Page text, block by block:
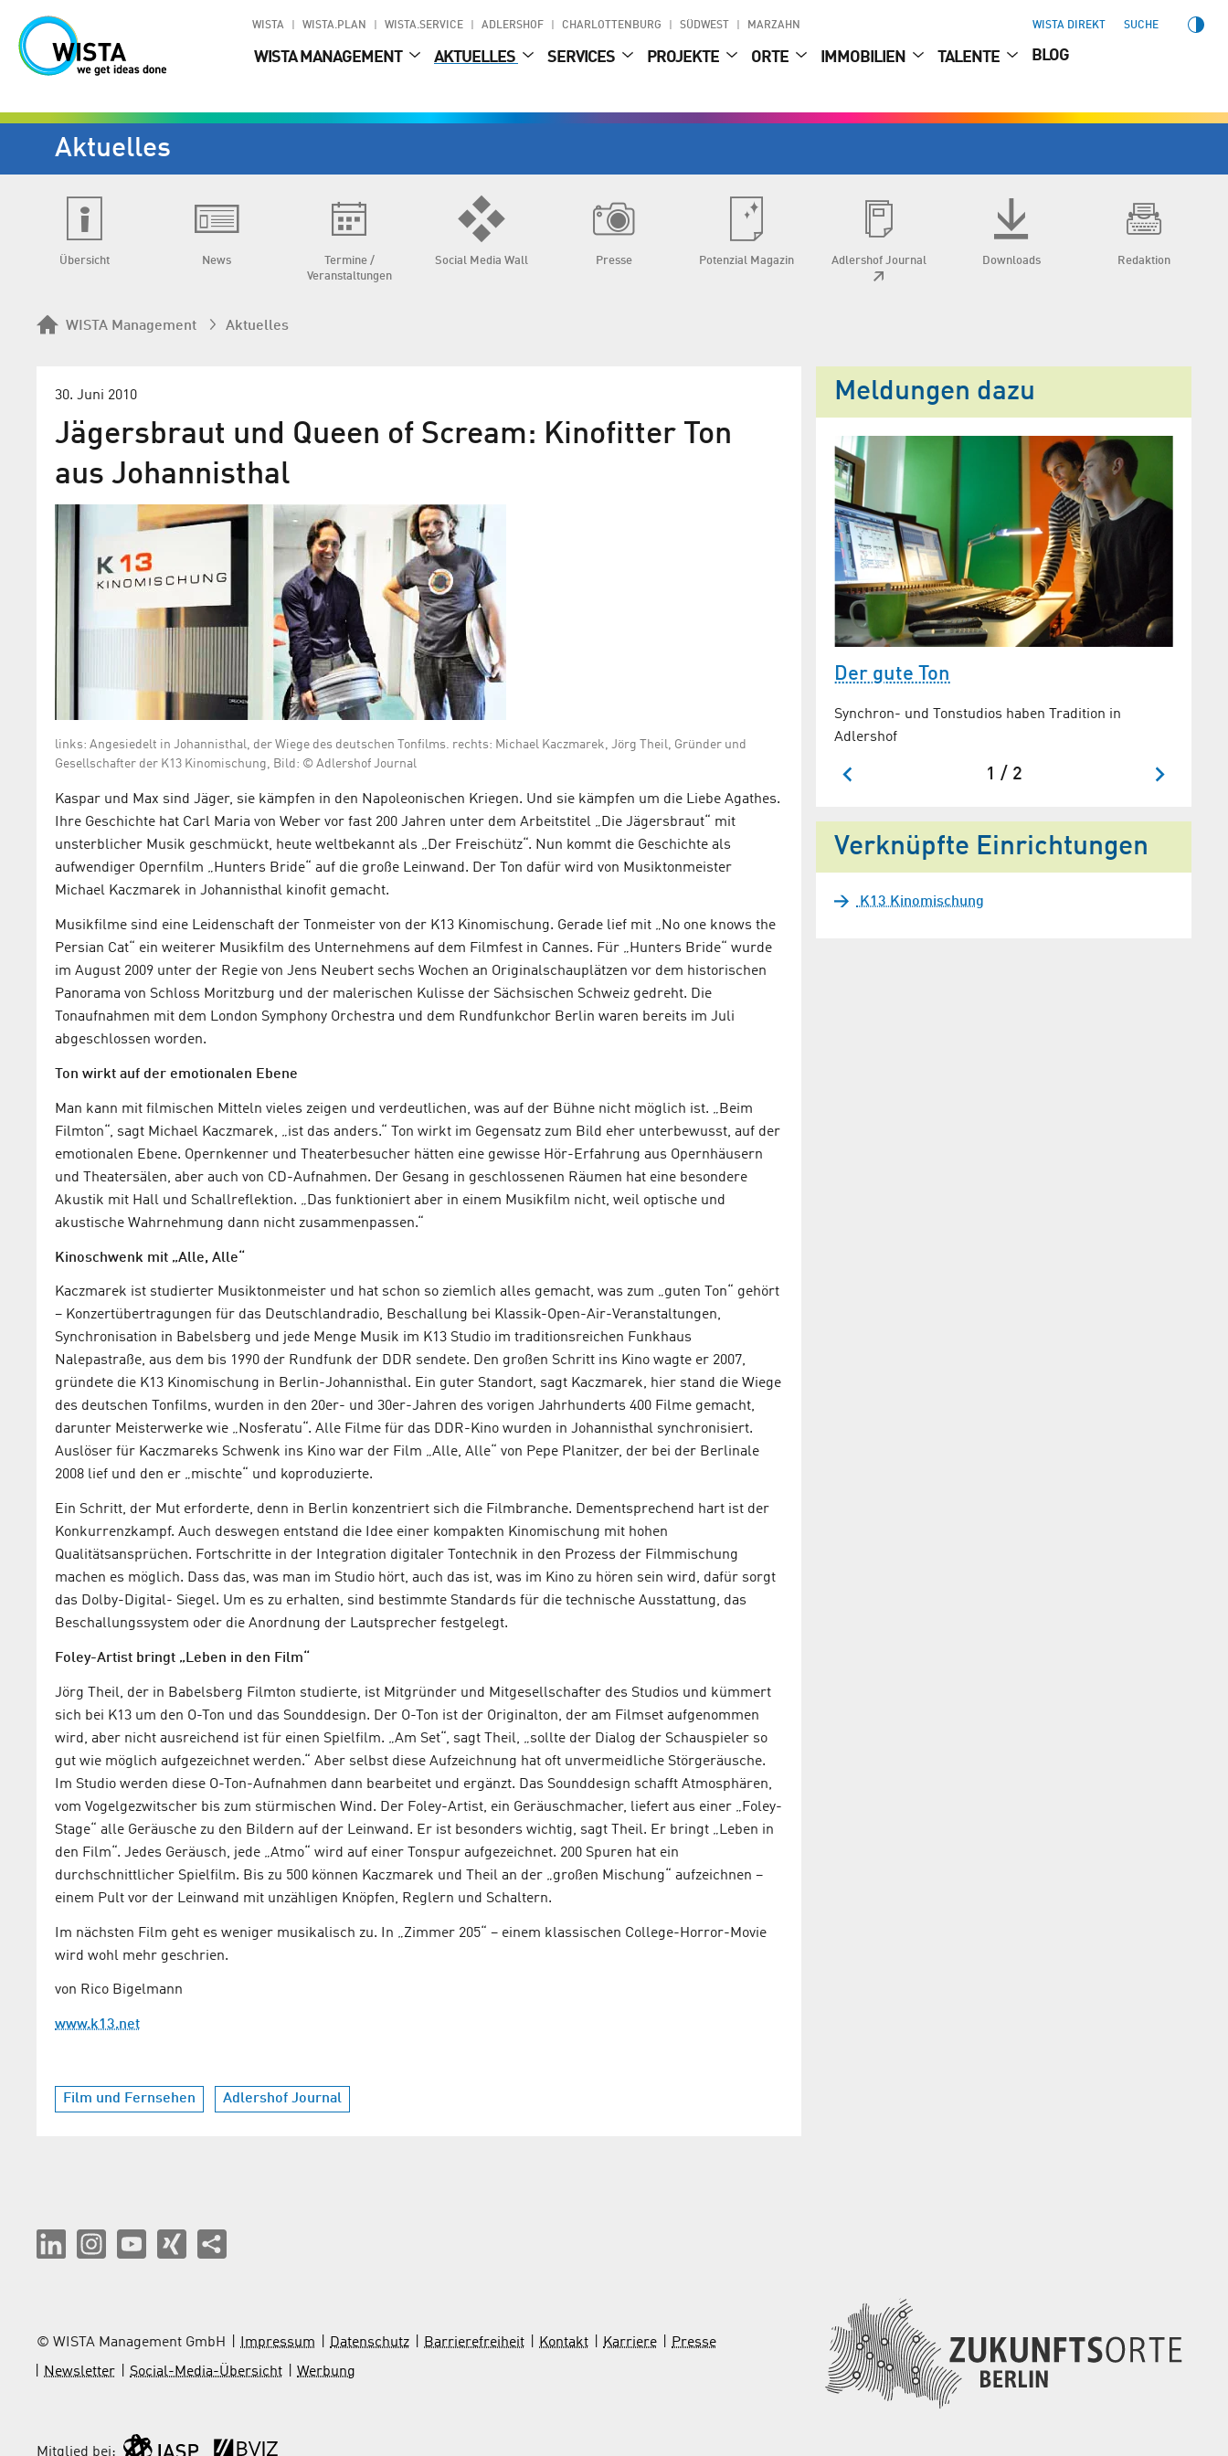
WISTA WISTA.PLAN WISTA.SERVICE ADLERSHOF CHARLOTTENBURG SÜDWEST MARZAHN WISTA DIREKT SUCHE
WISTA MANAGEMENT AKTUELLES SERVICES PROJEKTE ORTE IMMOBILIEN TALENTE BLOG
Aktuelles
Übersicht News
Termine /
Veranstaltungen
Social Media Wall Presse Potenzial Magazin Adlershof Journal Downloads Redaktion
WISTA Management Aktuelles
30. Juni 2010
Jägersbraut und Queen of Scream: Kinofitter Ton
aus Johannisthal
links: Angesiedelt in Johannisthal, der Wiege des deutschen Tonfilms. rechts: Michael Kaczmarek, Jörg Theil, Gründer und
Gesellschafter der K13 Kinomischung, Bild: © Adlershof Journal
Kaspar und Max sind Jäger, sie kämpfen in den Napoleonischen Kriegen. Und sie kämpfen um die Liebe Agathes.
Ihre Geschichte hat Carl Maria von Weber vor fast 200 Jahren unter dem Arbeitstitel „Die Jägersbraut“ mit
unsterblicher Musik geschmückt, heute weltbekannt als „Der Freischütz“. Nun kommt die Geschichte als
aufwendiger Opernfilm „Hunters Bride“ auf die große Leinwand. Der Ton dafür wird von Musiktonmeister
Michael Kaczmarek in Johannisthal kinofit gemacht.
Musikfilme sind eine Leidenschaft der Tonmeister von der K13 Kinomischung. Gerade lief mit „No one knows the
Persian Cat“ ein weiterer Musikfilm des Unternehmens auf dem Filmfest in Cannes. Für „Hunters Bride“ wurde
im August 2009 unter der Regie von Jens Neubert sechs Wochen an Originalschauplätzen vor dem historischen
Panorama von Schloss Moritzburg und der malerischen Kulisse der Sächsischen Schweiz gedreht. Die
Tonaufnahmen mit dem London Symphony Orchestra und dem Rundfunkchor Berlin waren bereits im Juli
abgeschlossen worden.
Ton wirkt auf der emotionalen Ebene
Man kann mit filmischen Mitteln vieles zeigen und verdeutlichen, was auf der Bühne nicht möglich ist. „Beim
Filmton“, sagt Michael Kaczmarek, „ist das anders.“ Ton wirkt im Gegensatz zum Bild eher unterbewusst, auf der
emotionalen Ebene. Opernkenner und Theaterbesucher hätten eine gewisse Hör-Erfahrung aus Opernhäusern
und Theatersälen, aber auch von CD-Aufnahmen. Der Gesang in geschlossenen Räumen hat eine besondere
Akustik mit Hall und Schallreflektion. „Das funktioniert aber in einem Musikfilm nicht, weil optische und
akustische Wahrnehmung dann nicht zusammenpassen.“
Kinoschwenk mit „Alle, Alle“
Kaczmarek ist studierter Musiktonmeister und hat schon so ziemlich alles gemacht, was zum „guten Ton“ gehört
– Konzertübertragungen für das Deutschlandradio, Beschallung bei Klassik-Open-Air-Veranstaltungen,
Synchronisation in Babelsberg und jede Menge Musik im K13 Studio im traditionsreichen Funkhaus
Nalepastraße, aus dem bis 1990 der Rundfunk der DDR sendete. Den großen Schritt ins Kino wagte er 2007,
gründete die K13 Kinomischung in Berlin-Johannisthal. Ein guter Standort, sagt Kaczmarek, hier stand die Wiege
des deutschen Tonfilms, wurden in den 20er- und 30er-Jahren des vorigen Jahrhunderts 400 Filme gemacht,
darunter Meisterwerke wie „Nosferatu“. Alle Filme für das DDR-Kino wurden in Johannisthal synchronisiert.
Auslöser für Kaczmareks Schwenk ins Kino war der Film „Alle, Alle“ von Pepe Planitzer, der bei der Berlinale
2008 lief und den er „mischte“ und koproduzierte.
Ein Schritt, der Mut erforderte, denn in Berlin konzentriert sich die Filmbranche. Dementsprechend hart ist der
Konkurrenzkampf. Auch deswegen entstand die Idee einer kompakten Kinomischung mit hohen
Qualitätsansprüchen. Fortschritte in der Integration digitaler Tontechnik in den Prozess der Filmmischung
machen es möglich. Dass das, was man im Studio hört, auch das ist, was im Kino zu hören sein wird, dafür sorgt
das Dolby-Digital- Siegel. Um es zu erhalten, sind bestimmte Standards für die technische Ausstattung, das
Beschallungssystem oder die Anordnung der Lautsprecher festgelegt.
Foley-Artist bringt „Leben in den Film“
Jörg Theil, der in Babelsberg Filmton studierte, ist Mitgründer und Mitgesellschafter des Studios und kümmert
sich bei K13 um den O-Ton und das Sounddesign. Der O-Ton ist der Originalton, der am Filmset aufgenommen
wird, aber nicht ausreichend ist für einen Spielfilm. „Am Set“, sagt Theil, „sollte der Dialog der Schauspieler so
gut wie möglich aufgezeichnet werden.“ Aber selbst diese Aufzeichnung hat oft unvermeidliche Störgeräusche.
Im Studio werden diese O-Ton-Aufnahmen dann bearbeitet und ergänzt. Das Sounddesign schafft Atmosphären,
vom Vogelgezwitscher bis zum stürmischen Wind. Der Foley-Artist, ein Geräuschmacher, liefert aus einer „Foley-
Stage“ alle Geräusche zu den Bildern auf der Leinwand. Er ist besonders wichtig, sagt Theil. Er bringt „Leben in
den Film“. Jedes Geräusch, jede „Atmo“ wird auf einer Tonspur aufgezeichnet. 200 Spuren hat ein
durchschnittlicher Spielfilm. Bis zu 500 können Kaczmarek und Theil an der „großen Mischung“ aufzeichnen –
einem Pult vor der Leinwand mit unzähligen Knöpfen, Reglern und Schaltern.
Im nächsten Film geht es weniger musikalisch zu. In „Zimmer 205“ – einem klassischen College-Horror-Movie
wird wohl mehr geschrien.
von Rico Bigelmann
www.k13.net
Film und Fernsehen Adlershof Journal
Meldungen dazu
Der gute Ton
Synchron- und Tonstudios haben Tradition in
Adlershof
Der gute Ton
Synchron- und Tonstudios haben Tradition in
Adlershof
1 / 2
Verknüpfte Einrichtungen
K13 Kinomischung
© WISTA Management GmbH Impressum Datenschutz Barrierefreiheit Kontakt Karriere
Presse
Newsletter
Social-Media-Übersicht Werbung
Mitglied bei: